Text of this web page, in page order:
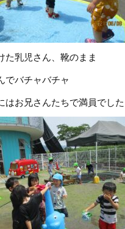
た乳児さん、靴のまま
でバチャバチャ
はお兄さんたちで満員でした